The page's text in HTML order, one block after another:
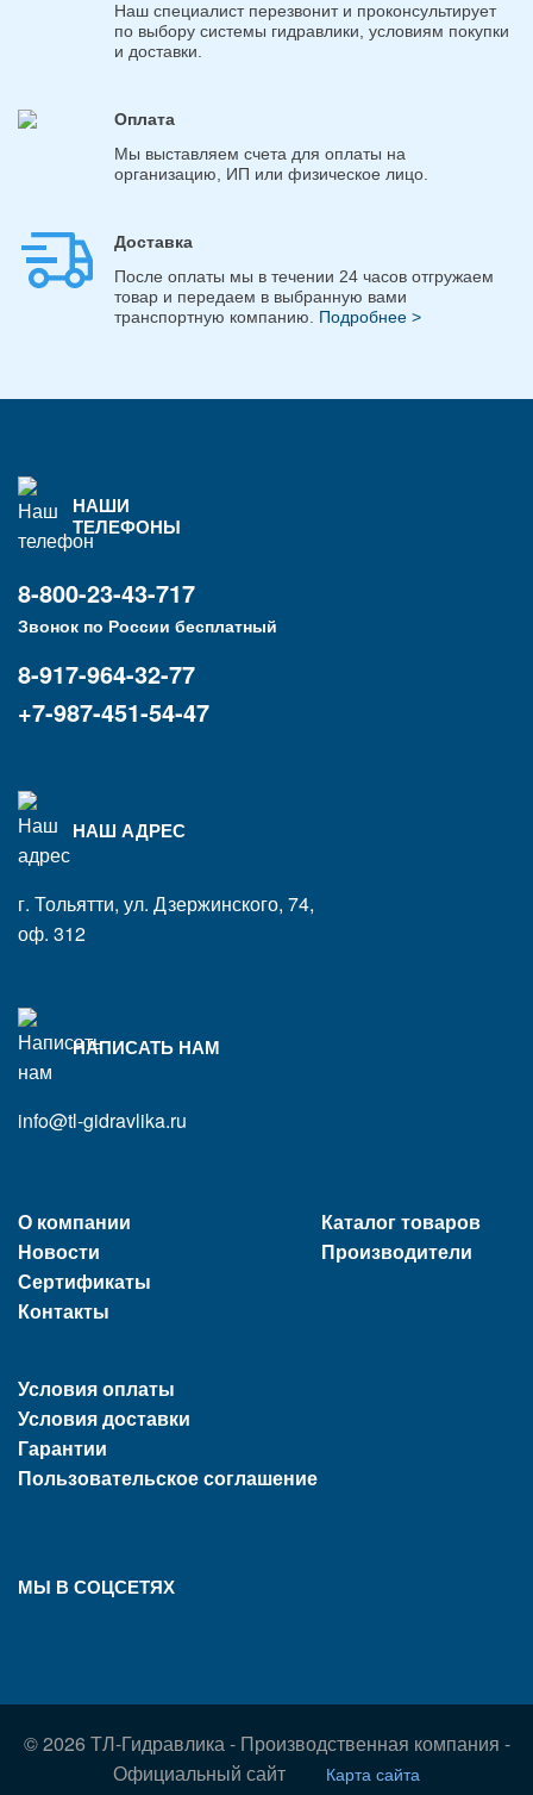
Наш специалист перезвонит и проконсультирует
по выбору системы гидравлики, условиям покупки
и доставки.
Оплата
Мы выставляем счета для оплаты на
организацию, ИП или физическое лицо.
Доставка
После оплаты мы в течении 24 часов отгружаем
товар и передаем в выбранную вами
транспортную компанию. Подробнее >
НАШИ
ТЕЛЕФОНЫ
8-800-23-43-717
Звонок по России бесплатный
8-917-964-32-77
+7-987-451-54-47
НАШ АДРЕС
г. Тольятти, ул. Дзержинского, 74,
оф. 312
НАПИСАТЬ НАМ
info@tl-gidravlika.ru
О компании
Новости
Сертификаты
Контакты
Условия оплаты
Условия доставки
Гарантии
Пользовательское соглашение
Каталог товаров
Производители
МЫ В СОЦСЕТЯХ
© 2026 ТЛ-Гидравлика - Производственная компания -
Официальный сайт
Карта сайта